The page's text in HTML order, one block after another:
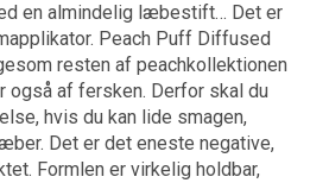
en almindelig læbestift… Det er
Peach Puff Diffused
resten af peachkollektionen
også af fersken. Derfor skal du
hvis du kan lide smagen,
Det er det eneste negative,
Formlen er virkelig holdbar,